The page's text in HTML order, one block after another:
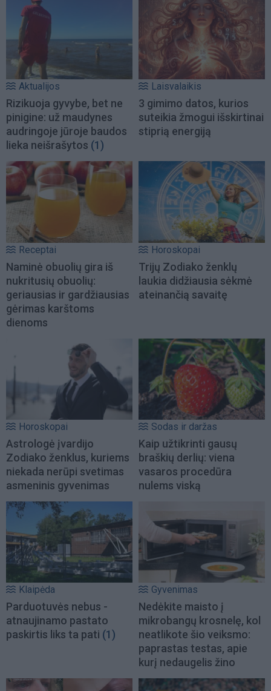
Aktualijos
Rizikuoja gyvybe, bet ne
pinigine: už maudynes
audringoje jūroje baudos
lieka neišrašytos (1)
Laisvalaikis
3 gimimo datos, kurios
suteikia žmogui išskirtinai
stiprią energiją
Receptai
Naminė obuolių gira iš
nukritusių obuolių:
geriausias ir gardžiausias
gėrimas karštoms
dienoms
Horoskopai
Trijų Zodiako ženklų
laukia didžiausia sėkmė
ateinančią savaitę
Horoskopai
Astrologė įvardijo
Zodiako ženklus, kuriems
niekada nerūpi svetimas
asmeninis gyvenimas
Sodas ir daržas
Kaip užtikrinti gausų
braškių derlių: viena
vasaros procedūra
nulems viską
Klaipėda
Parduotuvės nebus -
atnaujinamo pastato
paskirtis liks ta pati (1)
Gyvenimas
Nedėkite maisto į
mikrobangų krosnelę, kol
neatlikote šio veiksmo:
paprastas testas, apie
kurį nedaugelis žino